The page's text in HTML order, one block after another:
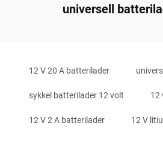
universell
12 V 20 A batterilader
sykkel batterilader 12 volt 12
12 V 2 A batterilader 12 V